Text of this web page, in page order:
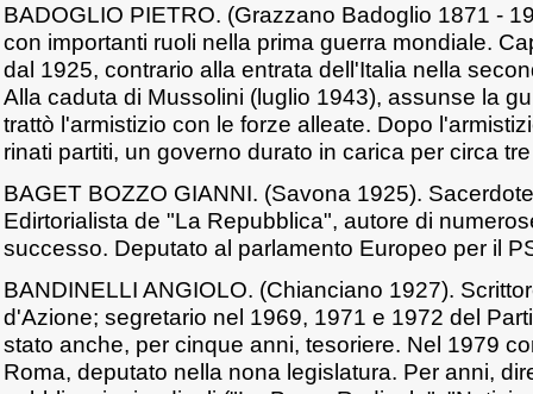
BADOGLIO PIETRO. (Grazzano Badoglio 1871 -
con importanti ruoli nella prima guerra mondiale.
dal 1925, contrario alla entrata dell'Italia nella
Alla caduta di Mussolini (luglio 1943), assunse la
trattò l'armistizio con le forze alleate. Dopo
rinati partiti, un governo durato in carica per circa
BAGET BOZZO GIANNI. (Savona 1925).
Edirtorialista de "La Repubblica", autore di
successo. Deputato al parlamento Europeo per il
BANDINELLI ANGIOLO. (Chianciano 1927).
d'Azione; segretario nel 1969, 1971 e 1972 del
stato anche, per cinque anni, tesoriere. Nel 1979
Roma, deputato nella nona legislatura. Per anni,